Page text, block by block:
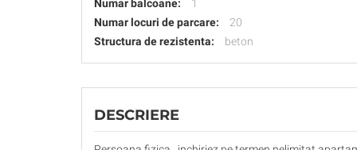
Numar balcoane:
1
Numar locuri de parcare:
20
Structura de rezistenta:
beton
DESCRIERE